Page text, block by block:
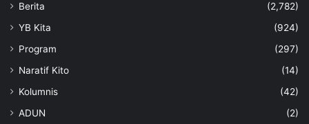
g
K
P
r
t
c
Berita
(2,782)
YB Kita
(924)
Program
(297)
Naratif Kito
(14)
Kolumnis
(42)
ADUN
(2)